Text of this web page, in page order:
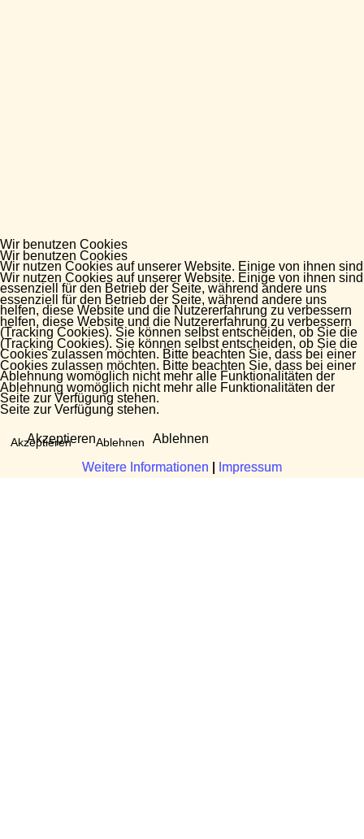
Wir benutzen Cookies
Wir nutzen Cookies auf unserer Website. Einige von ihnen sind
essenziell für den Betrieb der Seite, während andere uns
helfen, diese Website und die Nutzererfahrung zu verbessern
(Tracking Cookies). Sie können selbst entscheiden, ob Sie die
Cookies zulassen möchten. Bitte beachten Sie, dass bei einer
Ablehnung womöglich nicht mehr alle Funktionalitäten der
Seite zur Verfügung stehen.
Akzeptieren Ablehnen
Weitere Informationen Impressum
Wir benutzen Cookies
Wir nutzen Cookies auf unserer Website. Einige von ihnen sind
essenziell für den Betrieb der Seite, während andere uns
helfen, diese Website und die Nutzererfahrung zu verbessern
(Tracking Cookies). Sie können selbst entscheiden, ob Sie die
Cookies zulassen möchten. Bitte beachten Sie, dass bei einer
Ablehnung womöglich nicht mehr alle Funktionalitäten der
Seite zur Verfügung stehen.
Akzeptieren Ablehnen
Weitere Informationen Impressum